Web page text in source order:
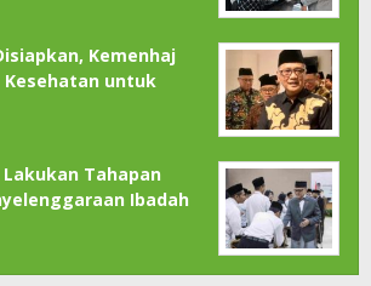
Kemenhaj
untuk
Tahapan
Ibadah